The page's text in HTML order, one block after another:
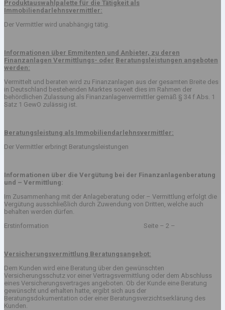
Produktauswahlpalette für die Tätigkeit als
Immobiliendarlehnsvermittler:
Der Vermittler wird unabhängig tätig.
Informationen über Emmitenten und Anbieter, zu deren
Finanzanlagen Vermittlungs- oder Beratungsleistungen angeboten
werden:
Vermittelt und beraten wird zu Finanzanlagen aus der gesamten Breite des
in Deutschland bestehenden Marktes soweit dies im Rahmen der
behördlichen Zulassung als Finanzanlagenvermittler gemäß § 34 f Abs. 1
Satz 1 GewO zulässig ist.
Beratungsleistung als Immobiliendarlehnsvermittler:
Der Vermittler erbringt Beratungsleistungen
Informationen über die Vergütung bei der Finanzanlagenberatung
und – Vermittlung:
Im Zusammenhang mit der Anlageberatung oder – Vermittlung erfolgt die
Vergütung ausschließlich durch Zuwendung von Dritten, welche auch
behalten werden dürfen.
Erstinformation Seite – 2 –
Versicherungsvermittlung Beratungsangebot:
Dem Kunden wird eine Beratung über den gewünschten
Versicherungsschutz vor einer Vertragsvermittlung oder dem Abschluss
eines Versicherungsvertrages angeboten. Ob der Kunde eine Beratung
gewünscht und erhalten hatte, ergibt sich aus der
Beratungsdokumentation oder einer Beratungsverzichtserklärung des
Kunden.